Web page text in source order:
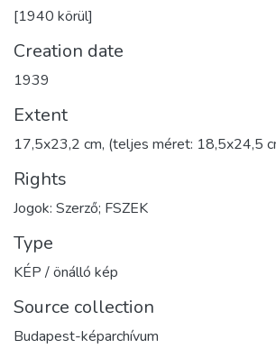
[1940 körül]
Creation date
1939
Extent
17,5x23,2 cm, (teljes méret: 18,5x24,5
Rights
Jogok: Szerző; FSZEK
Type
KÉP / önálló kép
Source collection
Budapest-képarchívum